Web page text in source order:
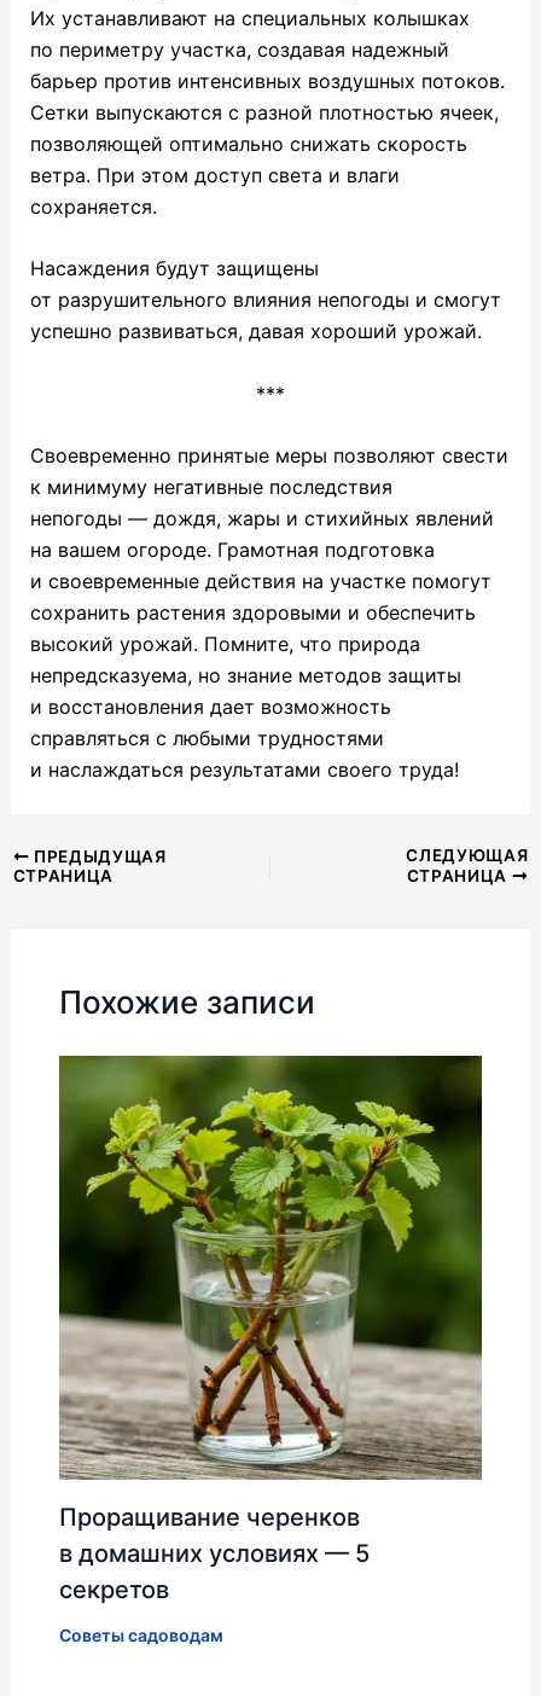
Их устанавливают на специальных колышках
по периметру участка, создавая надежный
барьер против интенсивных воздушных потоков.
Сетки выпускаются с разной плотностью ячеек,
позволяющей оптимально снижать скорость
ветра. При этом доступ света и влаги
сохраняется.
Насаждения будут защищены
от разрушительного влияния непогоды и смогут
успешно развиваться, давая хороший урожай.
***
Своевременно принятые меры позволяют свести
к минимуму негативные последствия
непогоды — дождя, жары и стихийных явлений
на вашем огороде. Грамотная подготовка
и своевременные действия на участке помогут
сохранить растения здоровыми и обеспечить
высокий урожай. Помните, что природа
непредсказуема, но знание методов защиты
и восстановления дает возможность
справляться с любыми трудностями
и наслаждаться результатами своего труда!
Навигация
по
ПРЕДЫДУЩАЯ
СТРАНИЦА
СЛЕДУЮЩАЯ
СТРАНИЦА
Похожие записи
Проращивание черенков
в домашних условиях — 5
секретов
Советы садоводам